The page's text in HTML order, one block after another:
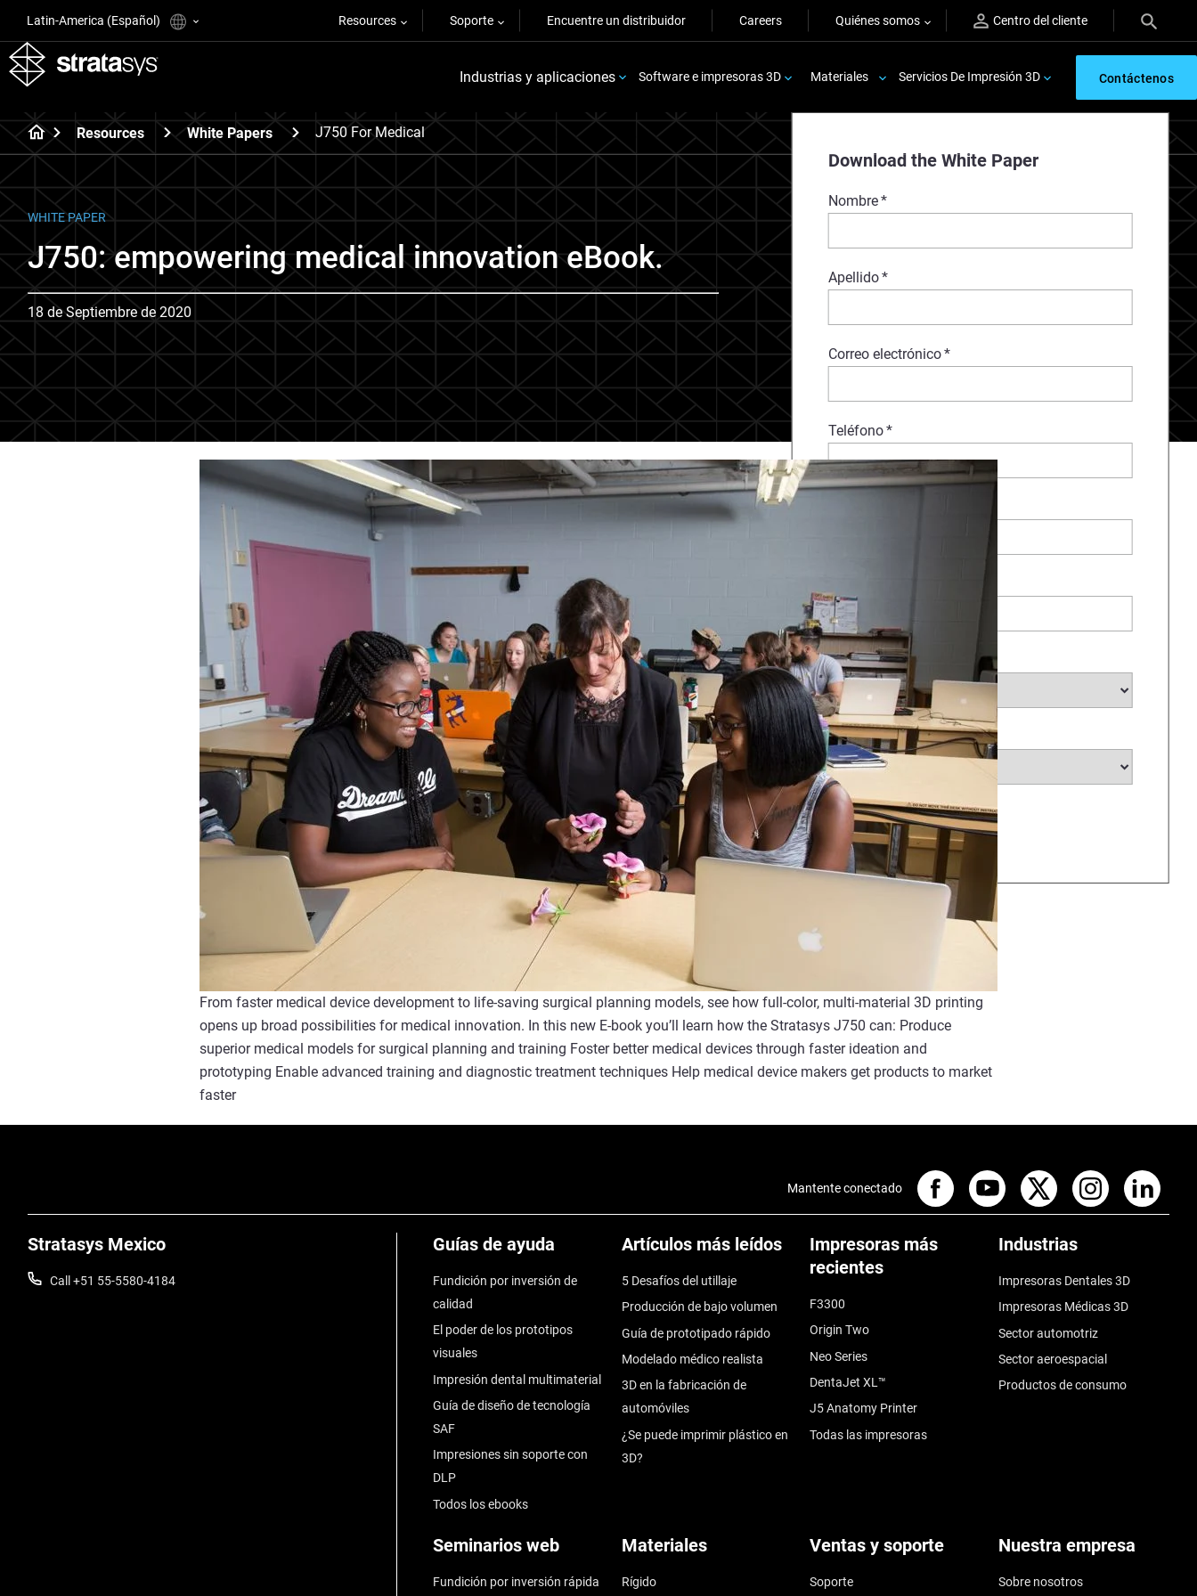
Latin-America (Español) Resources Soporte Encuentre un distribuidor Careers Quiénes somos Centro del cliente
Industrias y aplicaciones Software e impresoras 3D Materiales Servicios De Impresión 3D Contáctenos
Resources White Papers J750 For Medical
Download the White Paper
Nombre*
Apellido*
Correo electrónico*
Teléfono*
Sector*
País*
WHITE PAPER
J750: empowering medical innovation eBook.
18 de Septiembre de 2020
From faster medical device development to life-saving surgical planning models, see how full-color, multi-material 3D printing
opens up broad possibilities for medical innovation. In this new E-book you’ll learn how the Stratasys J750 can: Produce
superior medical models for surgical planning and training Foster better medical devices through faster ideation and
prototyping Enable advanced training and diagnostic treatment techniques Help medical device makers get products to market
faster
Stratasys Mexico
Call +51 55-5580-4184
Guías de ayuda
Fundición por inversión de
calidad
El poder de los prototipos
visuales
Impresión dental multimaterial
Guía de diseño de tecnología
SAF
Impresiones sin soporte con
DLP
Todos los ebooks
Artículos más leídos
5 Desafíos del utillaje
Producción de bajo volumen
Guía de prototipado rápido
Modelado médico realista
3D en la fabricación de
automóviles
¿Se puede imprimir plástico en
3D?
Impresoras más
recientes
F3300
Origin Two
Neo Series
DentaJet XL™
J5 Anatomy Printer
Todas las impresoras
Industrias
Impresoras Dentales 3D
Impresoras Médicas 3D
Sector automotriz
Sector aeroespacial
Productos de consumo
Seminarios web
Fundición por inversión rápida
Materiales
Rígido
Ventas y soporte
Soporte
Nuestra empresa
Sobre nosotros
Mantente conectado